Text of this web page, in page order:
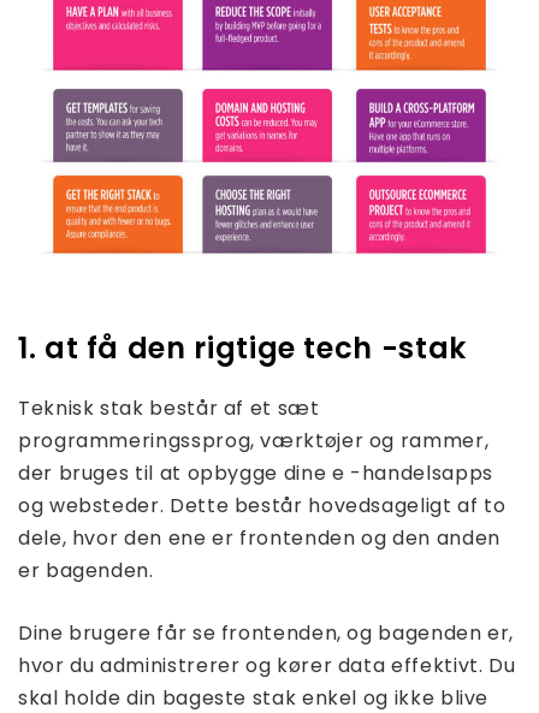
1. at få den rigtige tech -stak
Teknisk stak består af et sæt
programmeringssprog, værktøjer og rammer,
der bruges til at opbygge dine e -handelsapps
og websteder. Dette består hovedsageligt af to
dele, hvor den ene er frontenden og den anden
er bagenden.
Dine brugere får se frontenden, og bagenden er,
hvor du administrerer og kører data effektivt. Du
skal holde din bageste stak enkel og ikke blive